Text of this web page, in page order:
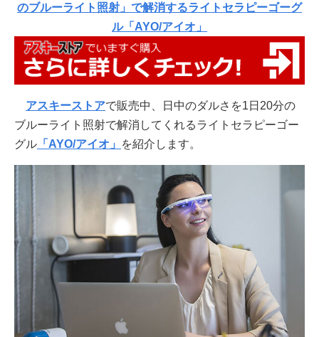
のブルーライト照射」で解消するライトセラピーゴーグ
ル「AYO/アイオ」
アスキーストアで販売中、日中のダルさを1日20分の
ブルーライト照射で解消してくれるライトセラピーゴー
グル 「AYO/アイオ」 を紹介します。